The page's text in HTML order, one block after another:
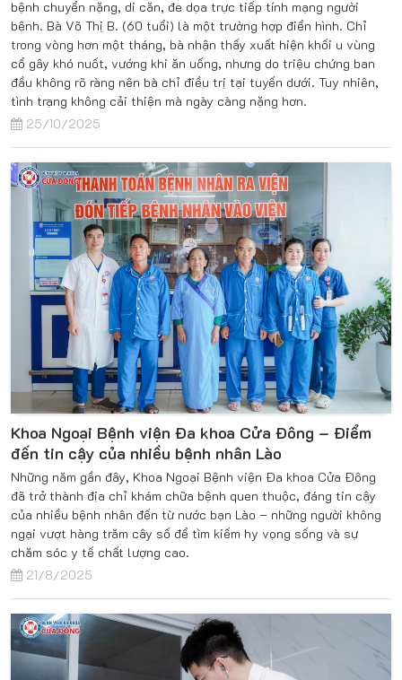
bệnh chuyển nặng, di căn, đe dọa trực tiếp tính mạng người
bệnh. Bà Võ Thị B. (60 tuổi) là một trường hợp điển hình. Chỉ
trong vòng hơn một tháng, bà nhận thấy xuất hiện khối u vùng
cổ gây khó nuốt, vướng khi ăn uống, nhưng do triệu chứng ban
đầu không rõ ràng nên bà chỉ điều trị tại tuyến dưới. Tuy nhiên,
tình trạng không cải thiện mà ngày càng nặng hơn.
25/10/2025
Khoa Ngoại Bệnh viện Đa khoa Cửa Đông – Điểm
đến tin cậy của nhiều bệnh nhân Lào
Những năm gần đây, Khoa Ngoại Bệnh viện Đa khoa Cửa Đông
đã trở thành địa chỉ khám chữa bệnh quen thuộc, đáng tin cậy
của nhiều bệnh nhân đến từ nước bạn Lào – những người không
ngại vượt hàng trăm cây số để tìm kiếm hy vọng sống và sự
chăm sóc y tế chất lượng cao.
21/8/2025